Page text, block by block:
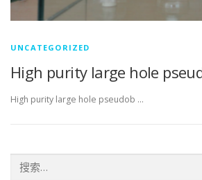
UNCATEGORIZED
High purity large hole
High purity large hole pseudob …
索：